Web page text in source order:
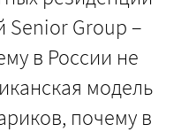
Group –
в России не
модель
почему в